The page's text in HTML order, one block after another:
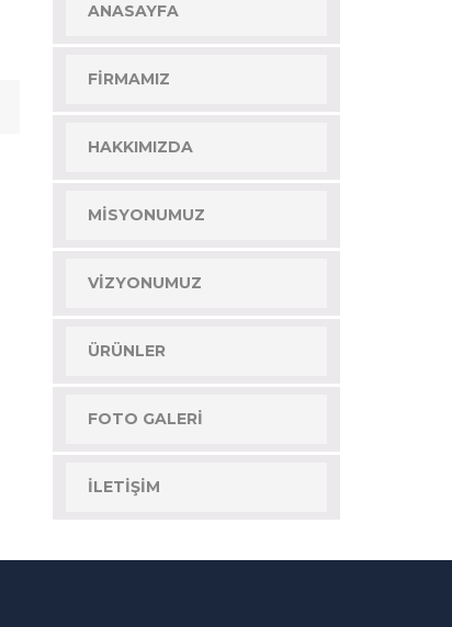
ANASAYFA
FIRMAMIZ
HAKKIMIZDA
MISYONUMUZ
VIZYONUMUZ
ÜRÜNLER
FOTO GALERI
İLETIŞIM